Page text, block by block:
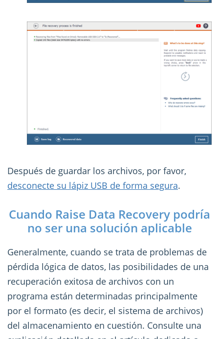
Después de guardar los archivos, por favor,
desconecte su lápiz USB de forma segura.
Cuando Raise Data Recovery podría
no ser una solución aplicable
Generalmente, cuando se trata de problemas de
pérdida lógica de datos, las posibilidades de una
recuperación exitosa de archivos con un
programa están determinadas principalmente
por el formato (es decir, el sistema de archivos)
del almacenamiento en cuestión. Consulte una